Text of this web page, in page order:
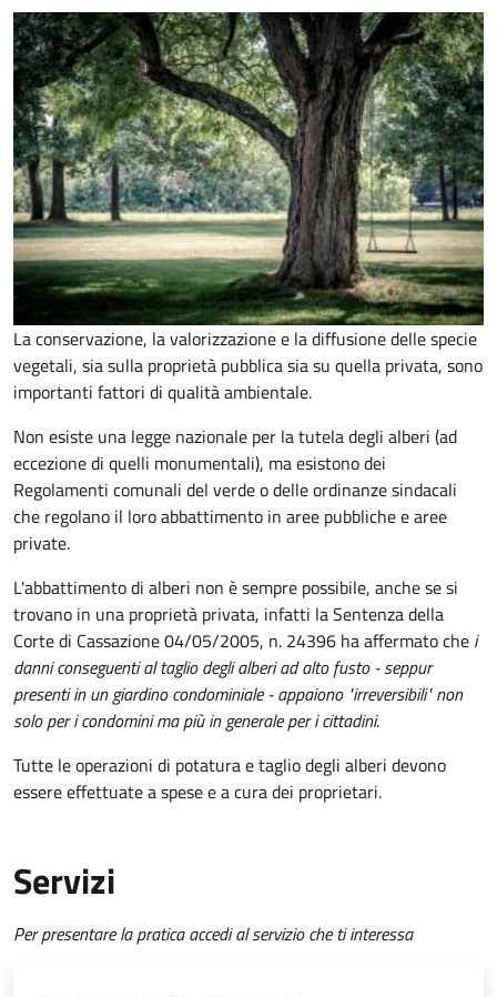
La conservazione, la valorizzazione e la diffusione delle specie
vegetali, sia sulla proprietà pubblica sia su quella privata, sono
importanti fattori di qualità ambientale.
Non esiste una legge nazionale per la tutela degli alberi (ad
eccezione di quelli monumentali), ma esistono dei
Regolamenti comunali del verde o delle ordinanze sindacali
che regolano il loro abbattimento in aree pubbliche e aree
private.
L'abbattimento di alberi non è sempre possibile, anche se si
trovano in una proprietà privata, infatti la Sentenza della
Corte di Cassazione 04/05/2005, n. 24396 ha affermato che i
danni conseguenti al taglio degli alberi ad alto fusto - seppur
presenti in un giardino condominiale - appaiono "irreversibili" non
solo per i condomini ma più in generale per i cittadini.
Tutte le operazioni di potatura e taglio degli alberi devono
essere effettuate a spese e a cura dei proprietari.
Servizi
Per presentare la pratica accedi al servizio che ti interessa